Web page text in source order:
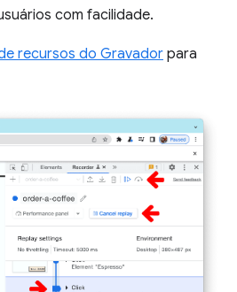
com facilidade.
recursos do Gravador para